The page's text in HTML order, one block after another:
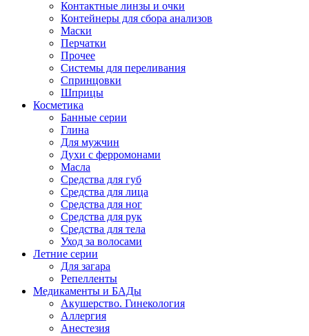
Контактные линзы и очки
Контейнеры для сбора анализов
Маски
Перчатки
Прочее
Системы для переливания
Спринцовки
Шприцы
Косметика
Банные серии
Глина
Для мужчин
Духи с ферромонами
Масла
Средства для губ
Средства для лица
Средства для ног
Средства для рук
Средства для тела
Уход за волосами
Летние серии
Для загара
Репелленты
Медикаменты и БАДы
Акушерство. Гинекология
Аллергия
Анестезия